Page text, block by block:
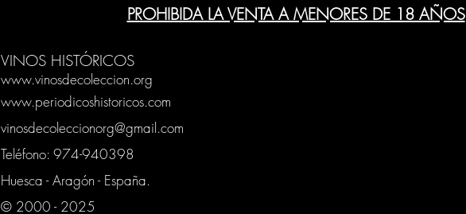
PROHIBIDA LA VENTA A MENORES DE 18 AÑOS
VINOS HISTÓRICOS
www.vinosdecoleccion.org
www.periodicoshistoricos.com
vinosdecoleccionorg@gmail.com
Teléfono: 974-940398
Huesca - Aragón - España.
© 2000 - 2025